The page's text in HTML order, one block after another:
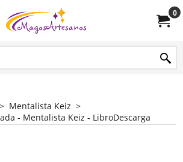
0
> Mentalista Keiz >
- Mentalista Keiz - LibroDescarga